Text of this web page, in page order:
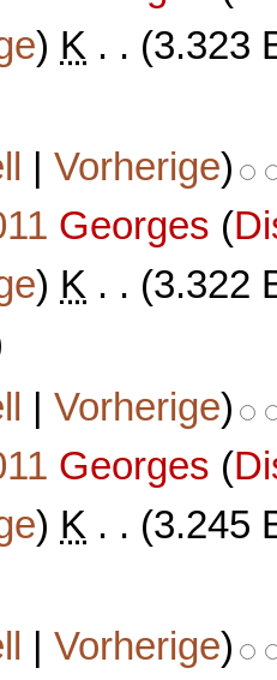
) K . . (3.323
|Vorherige)
Georges (
) K . . (3.322
|Vorherige)
Georges (
) K . . (3.245
|Vorherige)